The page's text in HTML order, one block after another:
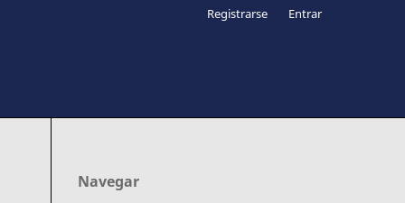
Registrarse Entrar
Navegar